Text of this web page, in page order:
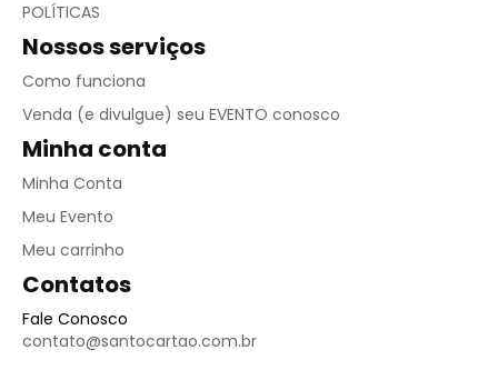
POLÍTICAS
Nossos serviços
Como funciona
Venda (e divulgue) seu EVENTO conosco
Minha conta
Minha Conta
Meu Evento
Meu carrinho
Contatos
Fale Conosco
contato@santocartao.com.br